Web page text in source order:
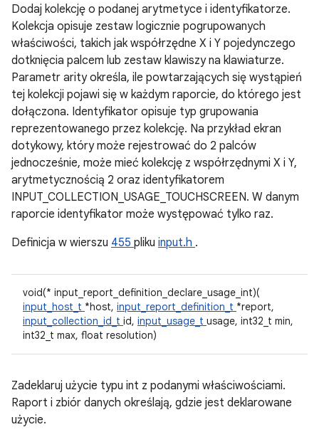
Dodaj kolekcję o podanej arytmetyce i identyfikatorze.
Kolekcja opisuje zestaw logicznie pogrupowanych
właściwości, takich jak współrzędne X i Y pojedynczego
dotknięcia palcem lub zestaw klawiszy na klawiaturze.
Parametr arity określa, ile powtarzających się wystąpień
tej kolekcji pojawi się w każdym raporcie, do którego jest
dołączona. Identyfikator opisuje typ grupowania
reprezentowanego przez kolekcję. Na przykład ekran
dotykowy, który może rejestrować do 2 palców
jednocześnie, może mieć kolekcję z współrzędnymi X i Y,
arytmetycznością 2 oraz identyfikatorem
INPUT_COLLECTION_USAGE_TOUCHSCREEN. W danym
raporcie identyfikator może występować tylko raz.
Definicja w wierszu 455 pliku input.h .
void(* input_report_definition_declare_usage_int)(
input_host_t *host, input_report_definition_t *report,
input_collection_id_t id, input_usage_t usage, int32_t min,
int32_t max, float resolution)
Zadeklaruj użycie typu int z podanymi właściwościami.
Raport i zbiór danych określają, gdzie jest deklarowane
użycie.